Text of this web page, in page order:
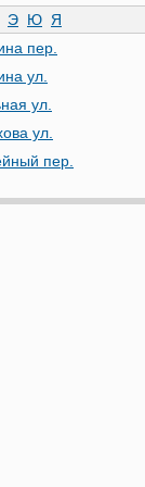
Э Ю Я
пер.
ул.
ул.
ул.
пер.